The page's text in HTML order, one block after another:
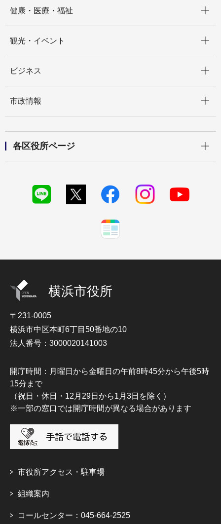
健康・医療・福祉
観光・イベント
ビジネス
市政情報
各区役所ページ
横浜市役所
〒231-0005
横浜市中区本町6丁目50番地の10
法人番号：3000020141003
開庁時間：月曜日から金曜日の午前8時45分から午後5時
15分まで
（祝日・休日・12月29日から1月3日を除く）
※一部の窓口では開庁時間が異なる場合があります
市役所アクセス・駐車場
組織案内
コールセンター：045-664-2525